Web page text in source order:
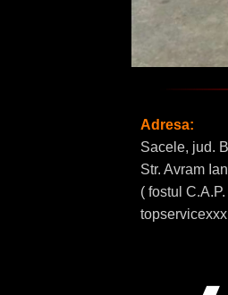
Adresa:
Sacele, jud.
Str. Avram
( fostul